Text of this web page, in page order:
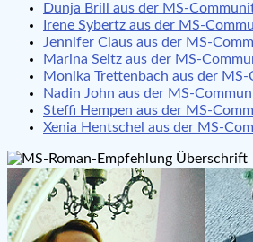
Dunja Brill aus der MS-
Irene Sybertz aus der MS-
Jennifer Claus aus der MS-
Marina Seitz aus der MS-
Monika Trettenbach aus der
Nadin John aus der MS-
Steffi Hempen aus der MS-
Xenia Hentschel aus der MS-